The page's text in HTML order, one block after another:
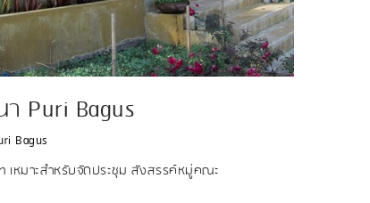
Puri Bagus
Bagus
หมาะสำหรับจัดประชุม สังสรรค์หมู่คณะ